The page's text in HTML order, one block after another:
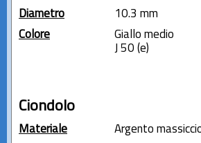
Diametro
10.3 mm
Colore
Giallo medio
J 50 (e)
Ciondolo
Materiale
Argento